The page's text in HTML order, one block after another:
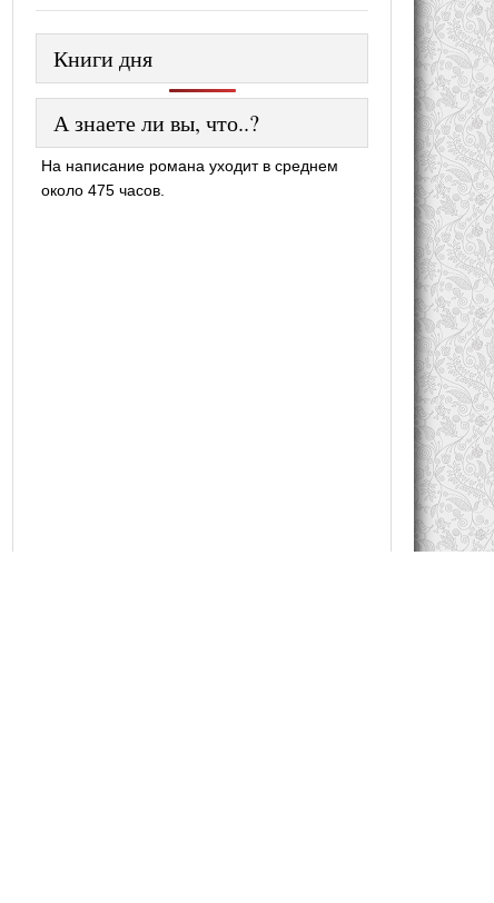
Книги дня
А знаете ли вы, что..?
На написание романа уходит в среднем
около 475 часов.